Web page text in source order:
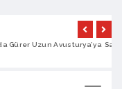
Gürer Uzun Avusturya’ya